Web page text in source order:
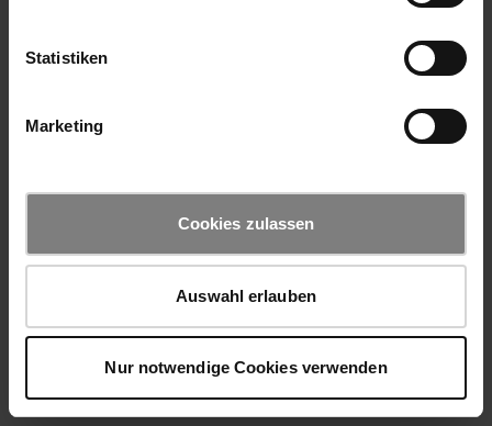
Statistiken
Marketing
Cookies zulassen
Auswahl erlauben
Nur notwendige Cookies verwenden